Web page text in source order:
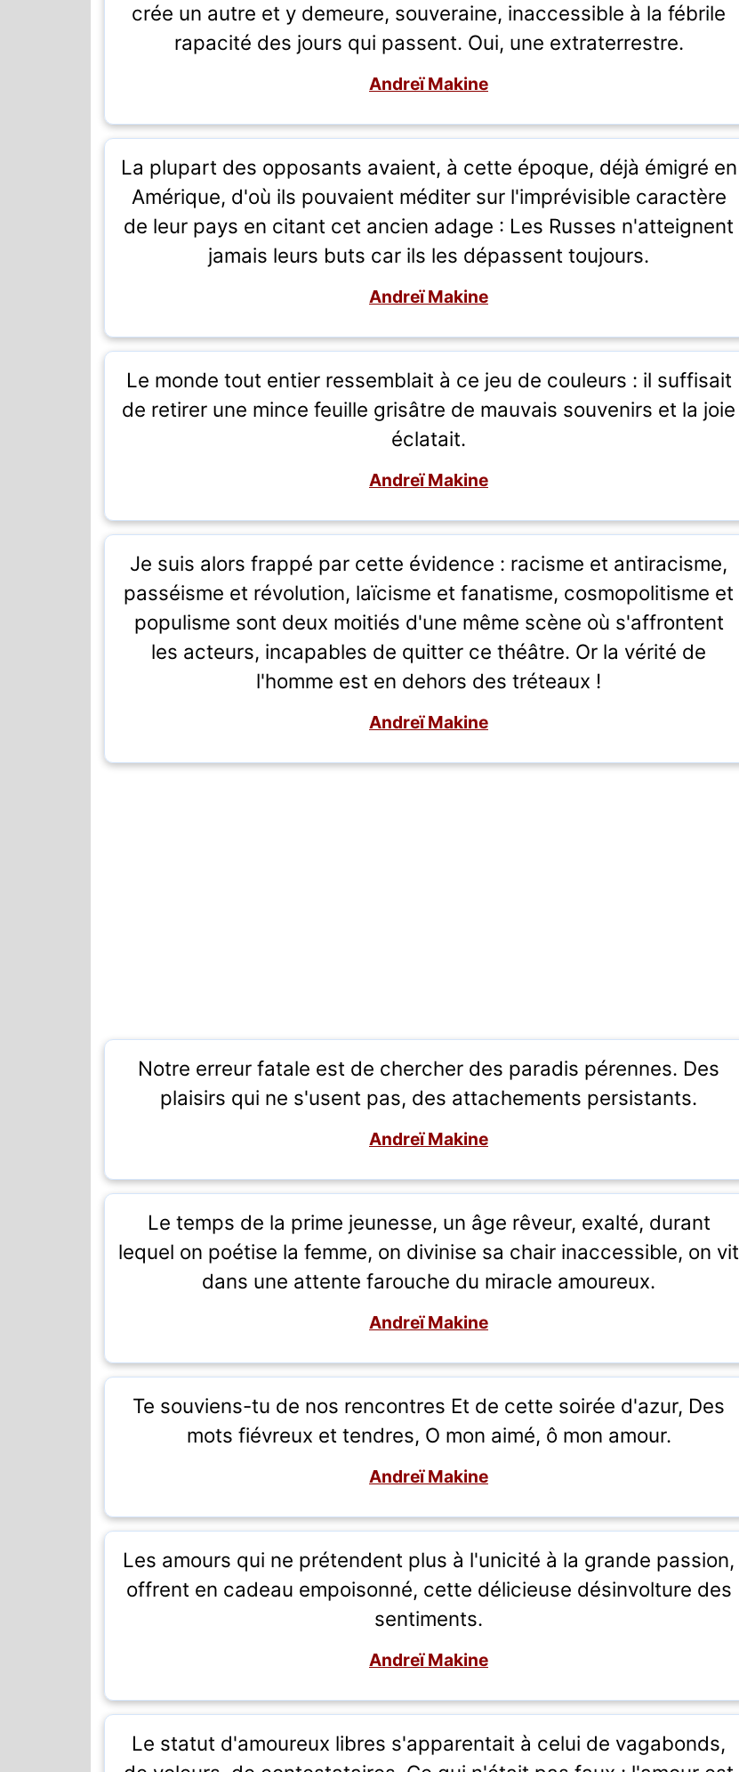
crée un autre et y demeure, souveraine, inaccessible à la fébrile
rapacité des jours qui passent. Oui, une extraterrestre.
Andreï Makine
La plupart des opposants avaient, à cette époque, déjà émigré en
Amérique, d'où ils pouvaient méditer sur l'imprévisible caractère
de leur pays en citant cet ancien adage : Les Russes n'atteignent
jamais leurs buts car ils les dépassent toujours.
Andreï Makine
Le monde tout entier ressemblait à ce jeu de couleurs : il suffisait
de retirer une mince feuille grisâtre de mauvais souvenirs et la joie
éclatait.
Andreï Makine
Je suis alors frappé par cette évidence : racisme et antiracisme,
passéisme et révolution, laïcisme et fanatisme, cosmopolitisme et
populisme sont deux moitiés d'une même scène où s'affrontent
les acteurs, incapables de quitter ce théâtre. Or la vérité de
l'homme est en dehors des tréteaux !
Andreï Makine
Notre erreur fatale est de chercher des paradis pérennes. Des
plaisirs qui ne s'usent pas, des attachements persistants.
Andreï Makine
Le temps de la prime jeunesse, un âge rêveur, exalté, durant
lequel on poétise la femme, on divinise sa chair inaccessible, on vit
dans une attente farouche du miracle amoureux.
Andreï Makine
Te souviens-tu de nos rencontres Et de cette soirée d'azur, Des
mots fiévreux et tendres, O mon aimé, ô mon amour.
Andreï Makine
Les amours qui ne prétendent plus à l'unicité à la grande passion,
offrent en cadeau empoisonné, cette délicieuse désinvolture des
sentiments.
Andreï Makine
Le statut d'amoureux libres s'apparentait à celui de vagabonds,